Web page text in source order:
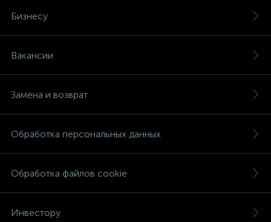
Бизнесу
Вакансии
Замена и возврат
Обработка персональных данных
Обработка файлов cookie
Инвестору